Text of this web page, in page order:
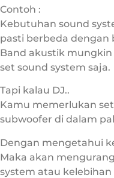
Contoh :
Kebutuhan sound
pasti berbeda dengan
Band akustik
set sound system saja.
Tapi kalau DJ..
Kamu memerlukan
subwoofer di dalam
Dengan mengetahui
Maka akan
system atau kelebihan